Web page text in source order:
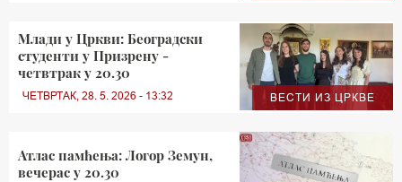
ВЕСТИ ИЗ ЦРКВЕ
Млади у Цркви: Београдски
студенти у Призрену -
четвтрак у 20.30
ЧЕТВРТАК, 28. 5. 2026 - 13:32
Атлас памћења: Логор Земун,
вечерас у 20.30